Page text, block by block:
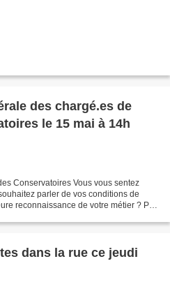
des chargé.es de
le 15 mai à 14h
Conservatoires Vous vous sentez
parler de vos conditions de
reconnaissance de votre métier ? Par
dans la rue ce jeudi